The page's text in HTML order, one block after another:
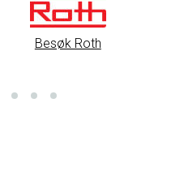
Besøk Glasopor